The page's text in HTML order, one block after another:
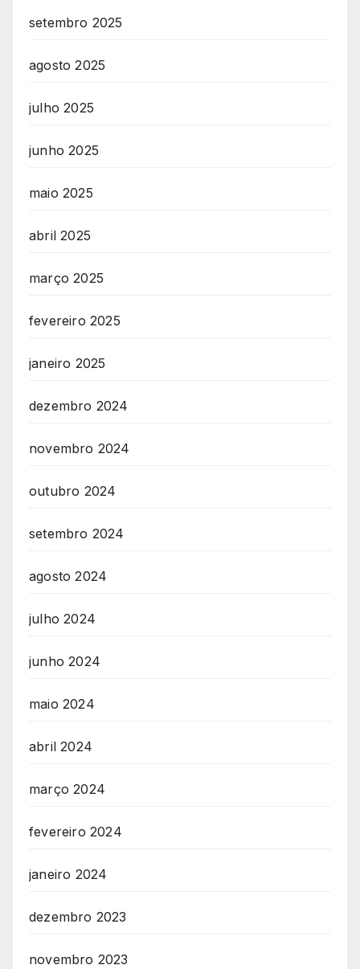
setembro 2025
agosto 2025
julho 2025
junho 2025
maio 2025
abril 2025
março 2025
fevereiro 2025
janeiro 2025
dezembro 2024
novembro 2024
outubro 2024
setembro 2024
agosto 2024
julho 2024
junho 2024
maio 2024
abril 2024
março 2024
fevereiro 2024
janeiro 2024
dezembro 2023
novembro 2023